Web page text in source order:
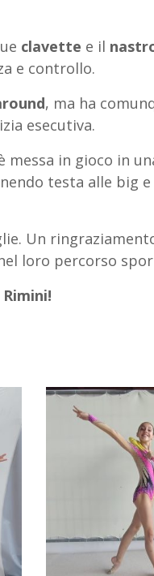
clavette e il
e controllo.
, ma ha
esecutiva.
messa in gioco in
testa alle big e
Un
loro percorso